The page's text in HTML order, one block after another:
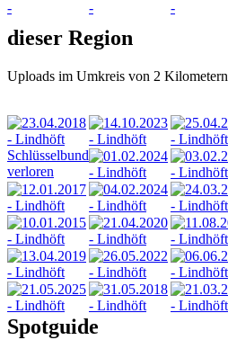
dieser Region
Uploads im Umkreis von 2 Kilometern
Spotguide